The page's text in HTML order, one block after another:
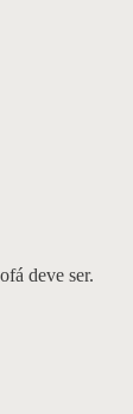
deve ser.